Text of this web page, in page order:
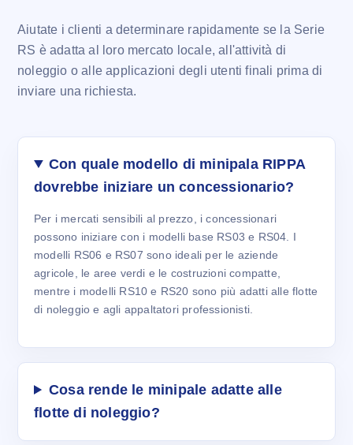
Aiutate i clienti a determinare rapidamente se la Serie
RS è adatta al loro mercato locale, all'attività di
noleggio o alle applicazioni degli utenti finali prima di
inviare una richiesta.
Con quale modello di minipala RIPPA
dovrebbe iniziare un concessionario?
Per i mercati sensibili al prezzo, i concessionari
possono iniziare con i modelli base RS03 e RS04. I
modelli RS06 e RS07 sono ideali per le aziende
agricole, le aree verdi e le costruzioni compatte,
mentre i modelli RS10 e RS20 sono più adatti alle flotte
di noleggio e agli appaltatori professionisti.
Cosa rende le minipale adatte alle
flotte di noleggio?